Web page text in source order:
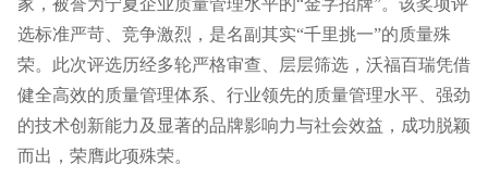
家，被誉为宁夏企业质量管理水平的“金字招牌”。该奖项评
选标准严苛、竞争激烈，是名副其实“千里挑一”的质量殊
荣。此次评选历经多轮严格审查、层层筛选，沃福百瑞凭借
健全高效的质量管理体系、行业领先的质量管理水平、强劲
的技术创新能力及显著的品牌影响力与社会效益，成功脱颖
而出，荣膺此项殊荣。